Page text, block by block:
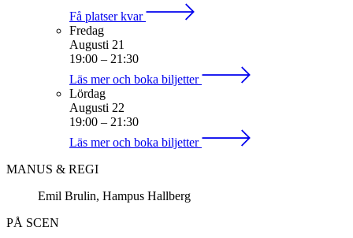
Få platser kvar
Fredag
Augusti 21
19:00 – 21:30
Läs mer och boka biljetter
Lördag
Augusti 22
19:00 – 21:30
Läs mer och boka biljetter
MANUS & REGI
Emil Brulin, Hampus Hallberg
PÅ SCEN